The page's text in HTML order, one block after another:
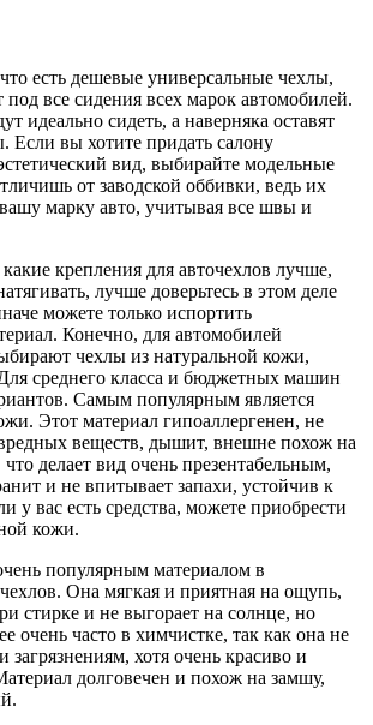
есть дешевые универсальные чехлы,
все сидения всех марок автомобилей.
идеально сидеть, а наверняка оставят
Если вы хотите придать салону
вид, выбирайте модельные
от заводской оббивки, ведь их
марку авто, учитывая все швы и
крепления для авточехлов лучше,
лучше доверьтесь в этом деле
можете только испортить
Конечно, для автомобилей
чехлы из натуральной кожи,
среднего класса и бюджетных машин
Самым популярным является
Этот материал гипоаллергенен, не
веществ, дышит, внешне похож на
делает вид очень презентабельным,
и не впитывает запахи, устойчив к
у вас есть средства, можете приобрести
кожи.
популярным материалом в
Она мягкая и приятная на ощупь,
стирке и не выгорает на солнце, но
очень часто в химчистке, так как она не
загрязнениям, хотя очень красиво и
долговечен и похож на замшу,